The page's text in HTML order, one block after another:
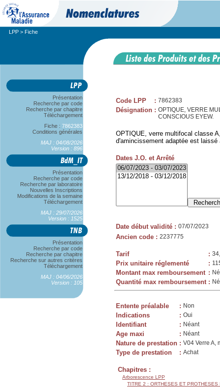
LPP > Fiche
Présentation
Recherche par code
Recherche par chapitre
Téléchargement
Fiche : 7862383
Conditions générales
MAJ : 04/08/2026
Version : 896
Présentation
Recherche par code
Recherche par laboratoire
Nouvelles Inscriptions
Modifications de la semaine
Téléchargement
MAJ : 29/07/2026
Version : 1525
Présentation
Recherche par code
Recherche par chapitre
Recherche sur autres critères
Téléchargement
MAJ : 04/06/2026
Version : 105
Code LPP : 7862383
Désignation : OPTIQUE, VERRE
CONSCIOUS EYEW.
OPTIQUE, verre multifocal classe
d'amincissement adaptée est
Dates J.O. et Arrêté
Date début validité : 07/07/2023
Ancien code : 2237775
Tarif :
Prix unitaire réglementé :
Montant max remboursement :
Quantité max remboursement :
Entente préalable : Non
Indications : Oui
Identifiant : Néant
Age maxi : Néant
Nature de prestation : V04 Verre A,
Type de prestation : Achat
Chapitres :
Arborescence LPP
TITRE 2 : ORTHESES ET PROTHESES